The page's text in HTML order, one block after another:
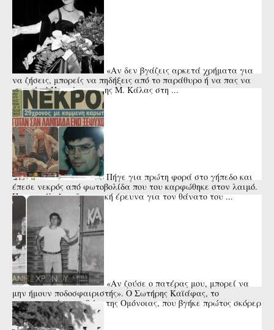
«Αν δεν βγάζεις αρκετά χρήματα για
να ζήσεις, μπορείς να πηδήξεις από το παράθυρο ή να πας να
πνιγείς»! Η απάντηση της Μ. Κάλας στη ...
Πήγε για πρώτη φορά στο γήπεδο και
έπεσε νεκρός από φωτοβολίδα που του καρφώθηκε στον λαιμό.
Που κατέληξε η δικαστική έρευνα για τον θάνατο του ...
«Αν ζούσε ο πατέρας μου, μπορεί να
μην ήμουν ποδοσφαιριστής». Ο Σωτήρης Καϊάφας, το
αναντικατάστατο 9άρι της Ομόνοιας, που βγήκε πρώτος σκόρερ
της Ευρώπης και ...